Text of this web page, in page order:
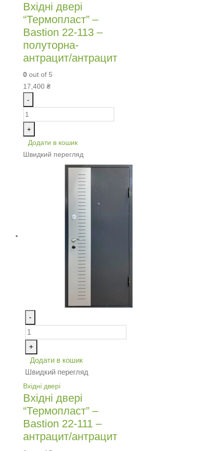
Вхідні двері
“Термопласт” –
Bastion 22-113 –
полуторна-
антрацит/антрацит
0 out of 5
17,400 ₴
-
+
Додати в кошик
Швидкий перегляд
-
+
Додати в кошик
Швидкий перегляд
Вхідні двері
Вхідні двері
“Термопласт” –
Bastion 22-111 –
антрацит/антрацит